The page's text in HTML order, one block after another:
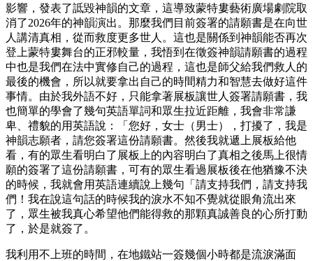
影響，發表了詆毀神韻的文章，這導致蒙特婁藝術廣場劇院取
消了2026年的神韻演出。那麼我們目前簽署的請願書是在向世
人講清真相，從而救度更多世人。這也是關係到神韻能否再次
登上蒙特婁舞台的正邪較量，我悟到在徵簽神韻請願書的過程
中也是我們在法中實修自己的過程，這也是師父給我們救人的
最後的機會，所以就要拿出自己的時間精力和智慧去做好這件
事情。由於我外語不好，只能拿著展板讓世人簽署請願書，我
也簡單的學會了幾句英語單詞和眾生拉近距離，我會非常謙
卑、禮貌的用英語說：「您好，女士（男士），打擾了，我是
神韻志願者，請您簽署這份請願書。然後我就遞上展板給他
看，有的眾生看明白了展板上的內容明白了真相之後馬上很情
願的簽署了這份請願書，可有的眾生看過展板後在他猶豫不決
的時候，我就會用英語連續說上幾句「請支持我們，請支持我
們！我在說這句話的時候我的淚水不知不覺就從眼角流出來
了，眾生被我真心希望他們能得救的那顆真誠善良的心所打動
了，於是就簽了。
我利用不上班的時間，在地鐵站一簽幾個小時都是流淚滿面